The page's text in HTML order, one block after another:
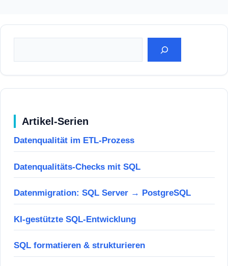
Artikel-Serien
Datenqualität im ETL-Prozess
Datenqualitäts-Checks mit SQL
Datenmigration: SQL Server → PostgreSQL
KI-gestützte SQL-Entwicklung
SQL formatieren & strukturieren